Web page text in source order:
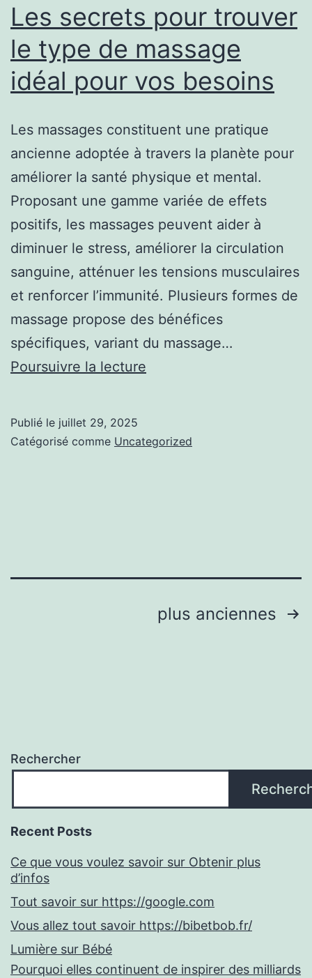
Les secrets pour trouver
le type de massage
idéal pour vos besoins
Les massages constituent une pratique
ancienne adoptée à travers la planète pour
améliorer la santé physique et mental.
Proposant une gamme variée de effets
positifs, les massages peuvent aider à
diminuer le stress, améliorer la circulation
sanguine, atténuer les tensions musculaires
et renforcer l’immunité. Plusieurs formes de
massage propose des bénéfices
spécifiques, variant du massage…
Poursuivre la lecture
trouver
pour
besoins
Publié le juillet 29, 2025
Catégorisé comme Uncategorized
plus anciennes
Rechercher
Recent Posts
Ce que vous voulez savoir sur Obtenir plus
d’infos
Tout savoir sur https://google.com
Vous allez tout savoir https://bibetbob.fr/
Lumière sur Bébé
Pourquoi elles continuent de inspirer des milliards